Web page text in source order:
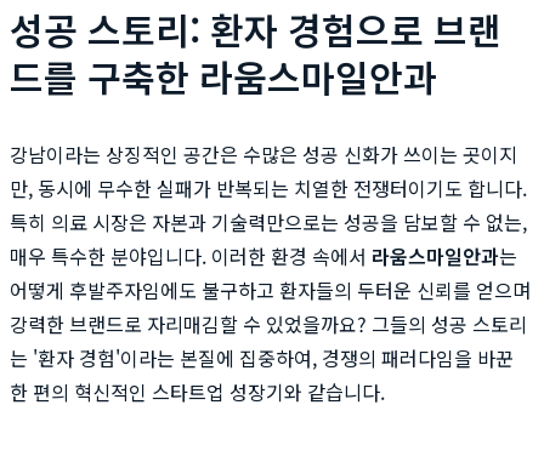
성공 스토리: 환자 경험으로 브랜
드를 구축한 라움스마일안과
강남이라는 상징적인 공간은 수많은 성공 신화가 쓰이는 곳이지
만, 동시에 무수한 실패가 반복되는 치열한 전쟁터이기도 합니다.
특히 의료 시장은 자본과 기술력만으로는 성공을 담보할 수 없는,
매우 특수한 분야입니다. 이러한 환경 속에서 라움스마일안과는
어떻게 후발주자임에도 불구하고 환자들의 두터운 신뢰를 얻으며
강력한 브랜드로 자리매김할 수 있었을까요? 그들의 성공 스토리
는 '환자 경험'이라는 본질에 집중하여, 경쟁의 패러다임을 바꾼
한 편의 혁신적인 스타트업 성장기와 같습니다.